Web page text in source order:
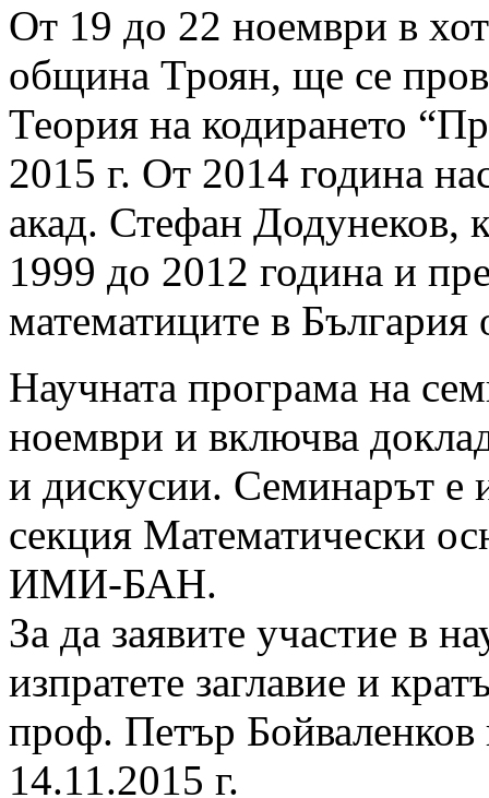
От 19 до 22 ноември в
община Троян, ще се
Теория на кодирането
2015 г. От 2014 година
акад. Стефан Додунеков,
1999 до 2012 година и
математиците в България
Научната програма на
ноември и включва
и дискусии. Семинарът е
секция Математически
ИМИ-БАН.
За да заявите участие в
изпратете заглавие и
проф. Петър Бойваленков
14.11.2015 г.